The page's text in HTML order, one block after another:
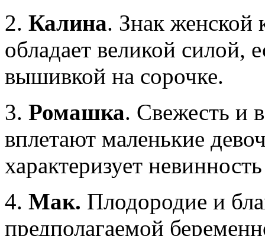
2. Калина. Знак женской
обладает великой силой,
вышивкой на сорочке.
3. Ромашка. Свежесть и
вплетают маленькие
характеризует
4. Мак. Плодородие и
предполагаемой